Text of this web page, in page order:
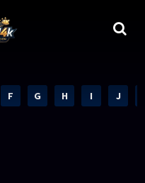
1080p Full HD
F G H I J